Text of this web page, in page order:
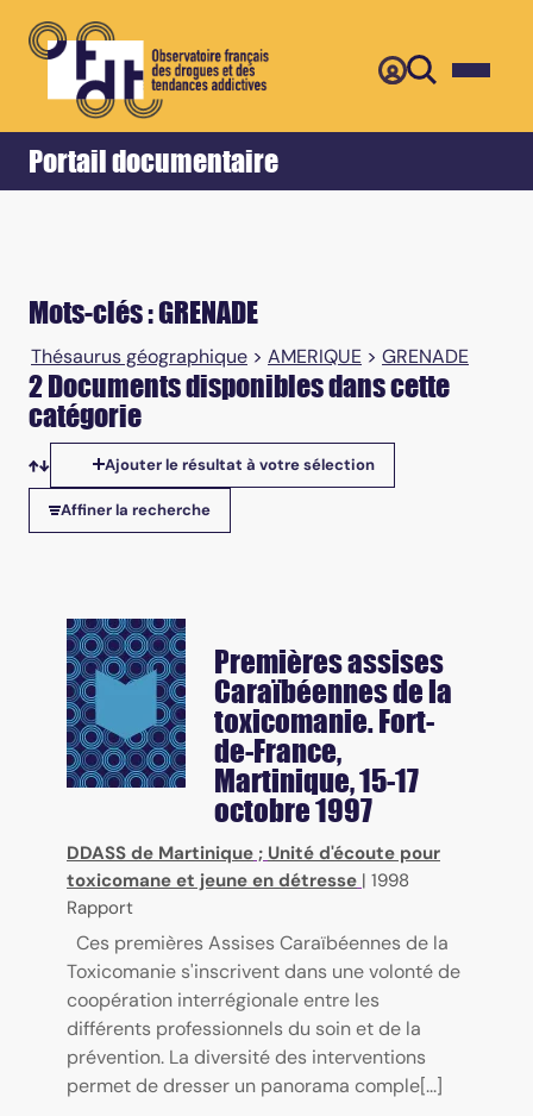
Portail documentaire
Accueil Retour
Mots-clés : GRENADE
Thésaurus géographique > AMERIQUE > GRENADE
2 Documents disponibles dans cette
catégorie
Tris disponibles
Ajouter le résultat à votre sélection
Affiner la recherche
Premières assises
Caraïbéennes de la
toxicomanie. Fort-
de-France,
Martinique, 15-17
octobre 1997
DDASS de Martinique ; Unité d'écoute pour
toxicomane et jeune en détresse | 1998
Rapport
Ces premières Assises Caraïbéennes de la
Toxicomanie s'inscrivent dans une volonté de
coopération interrégionale entre les
différents professionnels du soin et de la
prévention. La diversité des interventions
permet de dresser un panorama comple[...]